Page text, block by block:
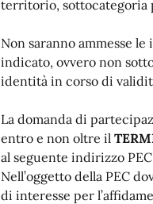
territorio, sottocategoria
Non saranno ammesse
indicato, ovvero non
identità in corso di
La domanda di
entro e non oltre il
al seguente indirizzo
Nell’oggetto della PEC
di interesse per